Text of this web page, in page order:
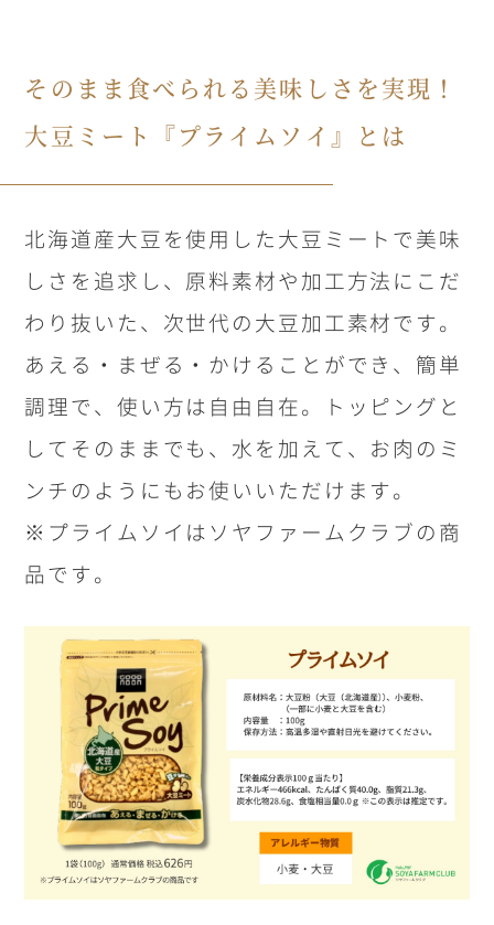
そのまま食べられる美味しさを実現！
大豆ミート『プライムソイ』とは
北海道産大豆を使用した大豆ミートで美味
しさを追求し、原料素材や加工方法にこだ
わり抜いた、次世代の大豆加工素材です。
あえる・まぜる・かけることができ、簡単
調理で、使い方は自由自在。トッピングと
してそのままでも、水を加えて、お肉のミ
ンチのようにもお使いいただけます。
※プライムソイはソヤファームクラブの商
品です。